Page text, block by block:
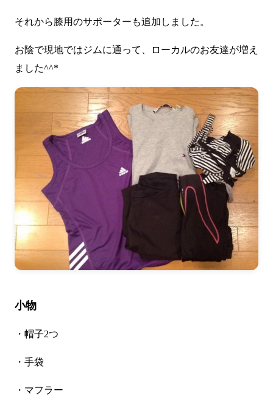
それから膝用のサポーターも追加しました。
お陰で現地ではジムに通って、ローカルのお友達が増え
ました^^*
小物
・帽子2つ
・手袋
・マフラー